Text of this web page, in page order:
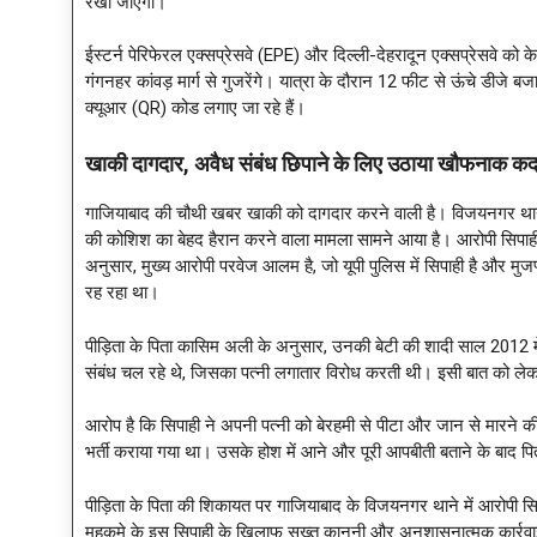
ईस्टर्न पेरिफेरल एक्सप्रेसवे (EPE) और दिल्ली-देहरादून एक्सप्रेसवे को
गंगनहर कांवड़ मार्ग से गुजरेंगे। यात्रा के दौरान 12 फीट से ऊंचे डीजे
क्यूआर (QR) कोड लगाए जा रहे हैं।
खाकी दागदार, अवैध संबंध छिपाने के लिए उठाया
गाजियाबाद की चौथी खबर खाकी को दागदार करने वाली है। विजयनगर
की कोशिश का बेहद हैरान करने वाला मामला सामने आया है। आरोपी
अनुसार, मुख्य आरोपी परवेज आलम है, जो यूपी पुलिस में सिपाही है और
रह रहा था।
पीड़िता के पिता कासिम अली के अनुसार, उनकी बेटी की शादी साल
संबंध चल रहे थे, जिसका पत्नी लगातार विरोध करती थी। इसी बात को
आरोप है कि सिपाही ने अपनी पत्नी को बेरहमी से पीटा और जान से मारने
भर्ती कराया गया था। उसके होश में आने और पूरी आपबीती बताने के बाद
पीड़िता के पिता की शिकायत पर गाजियाबाद के विजयनगर थाने में
महकमे के इस सिपाही के खिलाफ सख्त कानूनी और अनुशासनात्मक